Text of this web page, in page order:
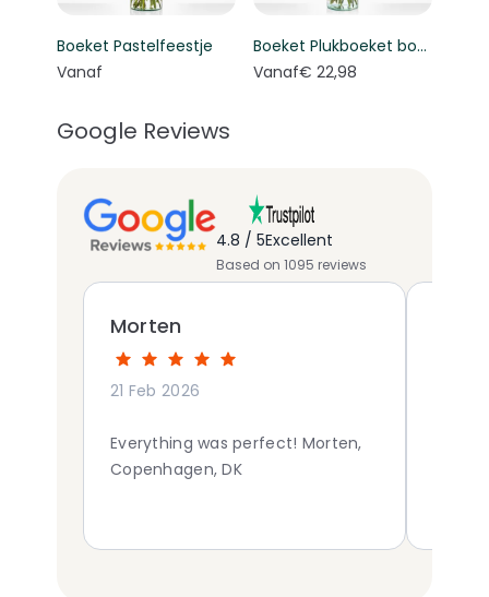
Boeket Pastelfeestje
Vanaf
Boeket Plukboeket bont - Keuze bloemist
Vanaf€ 22,98
Google Reviews
4.8 / 5Excellent
Based on 1095 reviews
Morten
21 Feb 2026
Everything was perfect! Morten,
Copenhagen, DK